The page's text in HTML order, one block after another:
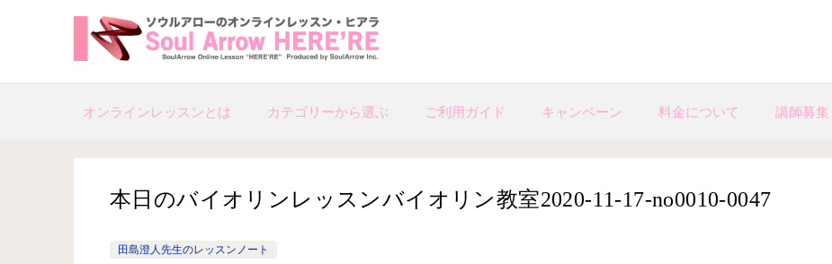
オンラインレッスンとは カテゴリーから選ぶ ご利用ガイド キャンペーン 料金について 講師募集
本日のバイオリンレッスンバイオリン教室2020-11-17-no0010-0047
田島澄人先生のレッスンノート